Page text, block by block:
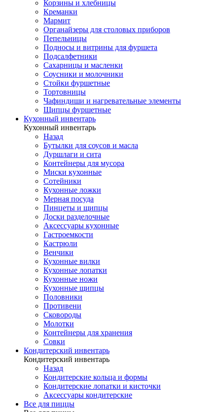
Корзины и хлебницы
Креманки
Мармит
Органайзеры для столовых приборов
Пепельницы
Подносы и витрины для фуршета
Подсалфетники
Сахарницы и масленки
Соусники и молочники
Стойки фуршетные
Тортовницы
Чафиндиши и нагревательные элементы
Щипцы фуршетные
Кухонный инвентарь
Кухонный инвентарь
Назад
Бутылки для соусов и масла
Дуршлаги и сита
Контейнеры для мусора
Миски кухонные
Сотейники
Кухонные ложки
Мерная посуда
Пинцеты и щипцы
Доски разделочные
Аксессуары кухонные
Гастроемкости
Кастрюли
Венчики
Кухонные вилки
Кухонные лопатки
Кухонные ножи
Кухонные щипцы
Половники
Противени
Сковороды
Молотки
Контейнеры для хранения
Совки
Кондитерский инвентарь
Кондитерский инвентарь
Назад
Кондитерские кольца и формы
Кондитерские лопатки и кисточки
Аксессуары кондитерские
Все для пиццы